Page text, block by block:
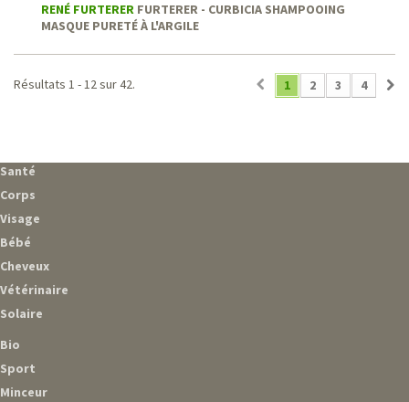
RENÉ FURTERER FURTERER - CURBICIA SHAMPOOING
MASQUE PURETÉ À L'ARGILE
1 2 3 4
Résultats 1 - 12 sur 42.
Santé
Corps
Visage
Bébé
Cheveux
Vétérinaire
Solaire
Bio
Sport
Minceur